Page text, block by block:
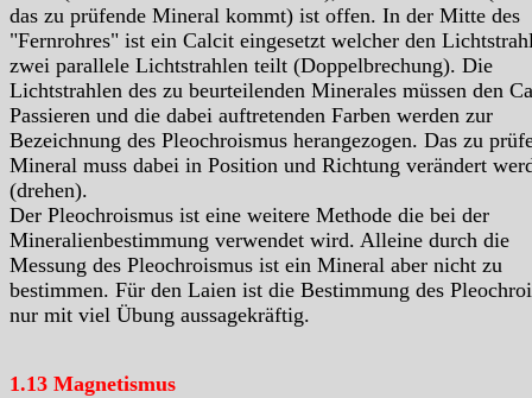
das zu prüfende Mineral kommt) ist offen. In der Mitte des
"Fernrohres" ist ein Calcit eingesetzt welcher den
zwei parallele Lichtstrahlen teilt (Doppelbrechung). Die
Lichtstrahlen des zu beurteilenden Minerales müssen den
Passieren und die dabei auftretenden Farben werden zur
Bezeichnung des Pleochroismus herangezogen. Das zu
Mineral muss dabei in Position und Richtung verändert
(drehen).
Der Pleochroismus ist eine weitere Methode die bei der
Mineralienbestimmung verwendet wird. Alleine durch die
Messung des Pleochroismus ist ein Mineral aber nicht zu
bestimmen. Für den Laien ist die Bestimmung des
nur mit viel Übung aussagekräftig.
1.13 Magnetismus